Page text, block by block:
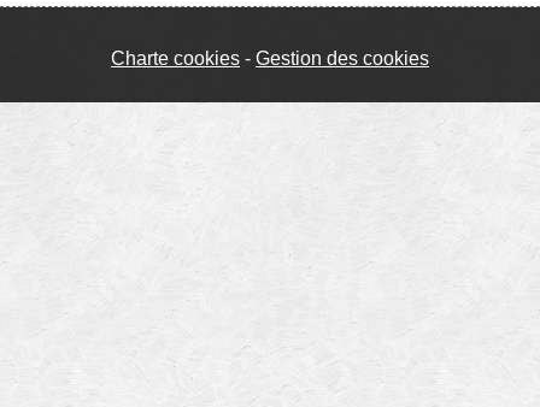
Charte cookies Gestion des cookies